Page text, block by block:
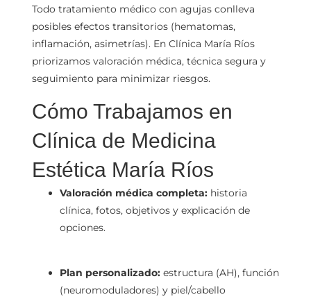
Todo tratamiento médico con agujas conlleva
posibles efectos transitorios (hematomas,
inflamación, asimetrías). En Clínica María Ríos
priorizamos valoración médica, técnica segura y
seguimiento para minimizar riesgos.
Cómo Trabajamos en
Clínica de Medicina
Estética María Ríos
Valoración médica completa:historia
clínica, fotos, objetivos y explicación de
opciones.
Plan personalizado:estructura (AH), función
(neuromoduladores) y piel/cabello